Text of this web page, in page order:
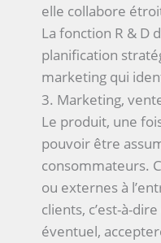
elle collabore
La fonction R & D
planification
marketing qui
3. Marketing,
Le produit, une
pouvoir être
consommateurs.
ou externes à
clients, c’est-à-
éventuel,